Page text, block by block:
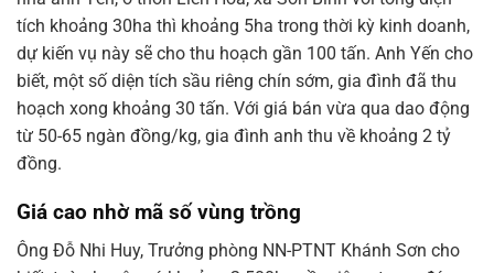
tích khoảng 30ha thì khoảng 5ha trong thời kỳ kinh doanh,
dự kiến vụ này sẽ cho thu hoạch gần 100 tấn. Anh Yến cho
biết, một số diện tích sầu riêng chín sớm, gia đình đã thu
hoạch xong khoảng 30 tấn. Với giá bán vừa qua dao động
từ 50-65 ngàn đồng/kg, gia đình anh thu về khoảng 2 tỷ
đồng.
Giá cao nhờ mã số vùng trồng
Ông Đỗ Nhi Huy, Trưởng phòng NN-PTNT Khánh Sơn cho